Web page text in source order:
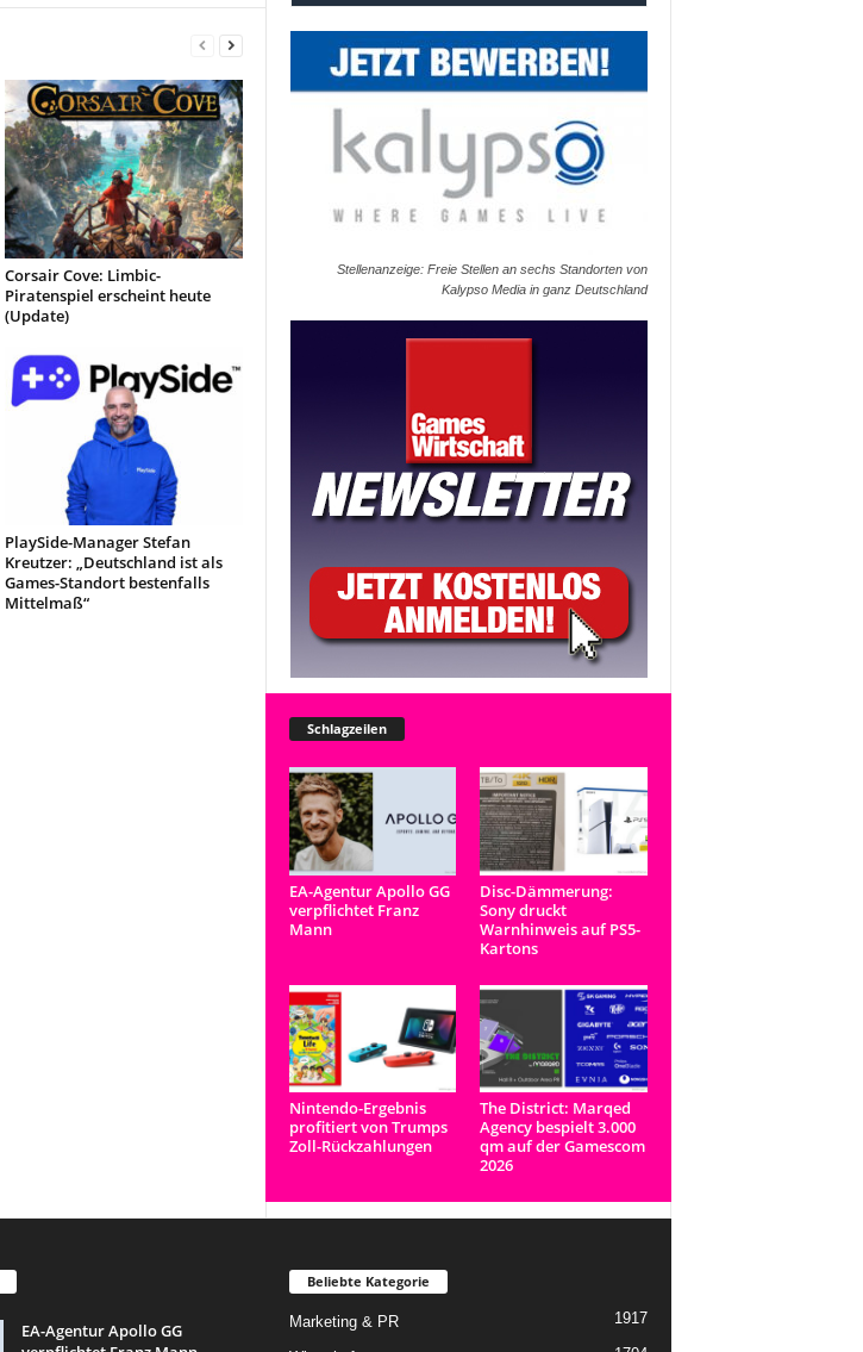
Corsair Cove: Limbic-
Piratenspiel erscheint heute
(Update)
PlaySide-Manager Stefan
Kreutzer: „Deutschland ist als
Games-Standort bestenfalls
Mittelmaß“
Stellenanzeige: Freie Stellen an sechs Standorten von
Kalypso Media in ganz Deutschland
Schlagzeilen
EA-Agentur Apollo GG
verpflichtet Franz
Mann
Disc-Dämmerung:
Sony druckt
Warnhinweis auf PS5-
Kartons
Nintendo-Ergebnis
profitiert von Trumps
Zoll-Rückzahlungen
The District: Marqed
Agency bespielt 3.000
qm auf der Gamescom
2026
EA-Agentur Apollo GG
Beliebte Kategorie
Marketing & PR 1917